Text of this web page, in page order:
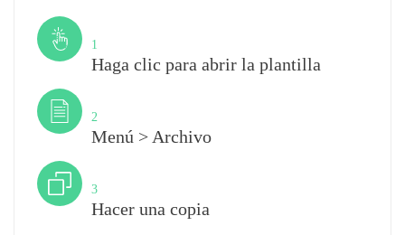
1
Haga clic para abrir la plantilla
2
Menú > Archivo
3
Hacer una copia